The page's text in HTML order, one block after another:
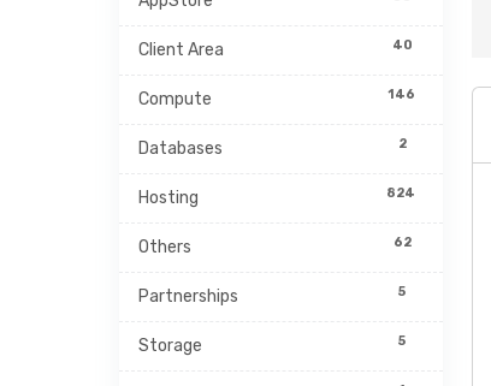
40
Client Area
146
Compute
2
Databases
824
Hosting
62
Others
5
Partnerships
5
Storage